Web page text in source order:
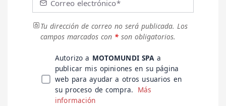
Correo electrónico*
Tu dirección de correo no será publicada. Los
campos marcados con * son obligatorios.
Autorizo a MOTOMUNDI SPAa
publicar mis opiniones en su página
web para ayudar a otros usuarios en
su proceso de compra. Más
información